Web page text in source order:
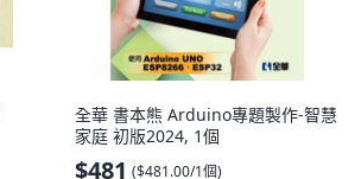
全華 書本熊 Arduino專題製作-智慧
家庭 初版2024, 1個
$481 ($481.00/1個)